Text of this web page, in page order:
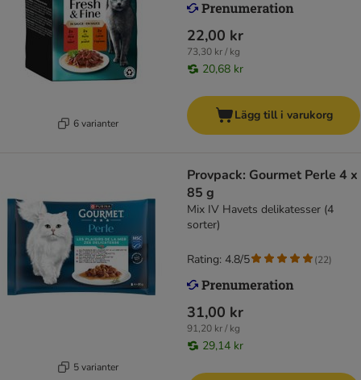
6 varianter
22,00 kr
73,30 kr / kg
20,68 kr
Lägg till i varukorg
5 varianter
Provpack: Gourmet Perle 4 x
85 g
Mix IV Havets delikatesser (4
sorter)
31,00 kr
91,20 kr / kg
29,14 kr
Rating: 4.8/5 (22)